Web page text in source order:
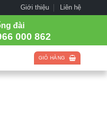
Giới thiệu Liên hệ
đài
000 862
GIỎ HÀNG